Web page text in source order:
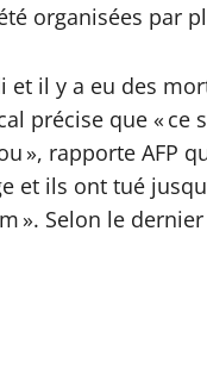
organisées par
et il y a eu des
précise que «
», rapporte AFP
et ils ont tué
». Selon le